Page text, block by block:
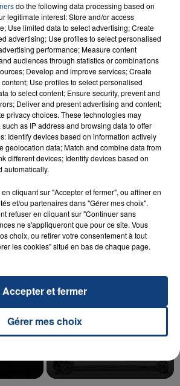
À LENS : UNE FEMME ET
LA VIE ET LA...
immolé par le feu après avoir
et leur bébé de trois mois
DEVANT SE FAIRE
CHEVILLE RESSORT DE LA...
plainte contre la clinique qui a
et présenté ses
do the following data processing based on
legitimate interest: Store and/or access
Use limited data to select advertising; Create
advertising; Use profiles to select personalised
performance; Measure content
audiences through statistics or combinations
Develop and improve services; Create
Use profiles to select personalised
to select content; Ensure security, prevent and
Deliver and present advertising and content;
privacy choices. These technologies may
as IP address and browsing data to offer
Identify devices based on information actively
geolocation data; Match and combine data from
different devices; Identify devices based on
automatically.
cliquant sur "Accepter et fermer", ou affiner en
et/ou partenaires dans "Gérer mes choix".
refuser en cliquant sur "Continuer sans
ne s'appliqueront que pour ce site. Vous
choix, ou retirer votre consentement à tout
les cookies" situé en bas de chaque page.
Gérer mes choix
Accepter et fermer